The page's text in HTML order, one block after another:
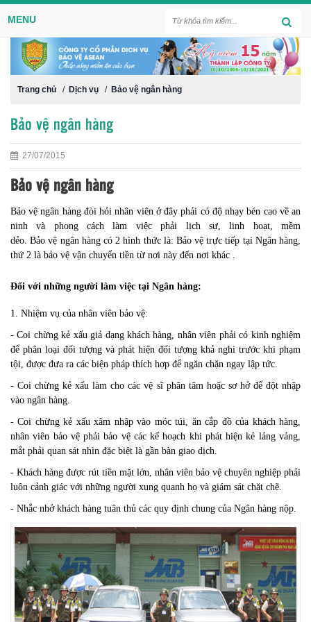
MENU
Trang chủ / Dịch vụ / Bảo vệ ngân hàng
Bảo vệ ngân hàng
27/07/2015
Bảo vệ ngân hàng
Bảo vệ ngân hàng đòi hỏi nhân viên ở đây phải có độ nhạy bén cao về an
ninh và phong cách làm việc phải lịch sự, linh hoạt, mềm
dẻo. Bảo vệ ngân hàng có 2 hình thức là: Bảo vệ trực tiếp tại Ngân hàng,
thứ 2 là bảo vệ vận chuyển tiền từ nơi này đến nơi khác .
Đối với những người làm việc tại Ngân hàng:
1. Nhiệm vụ của nhân viên bảo vệ:
- Coi chừng kẻ xấu giả dạng khách hàng, nhân viên phải có kinh nghiệm
để phân loại đối tượng và phát hiện đối tượng khả nghi trước khi phạm
tội, được đưa ra các biện pháp thích hợp để ngăn chặn ngay lập tức.
- Coi chừng kẻ xấu làm cho các vệ sĩ phân tâm hoặcsơ hở để đột nhập
vào ngân hàng.
- Coi chừng kẻ xấu xâm nhập vào móc túi, ăn cắp đồ của khách hàng,
nhân viên bảo vệ phải bảo vệ các kế hoạch khi phát hiện kẻ lảng vảng,
mắt phải quan sát nhìn đặc biệt là gần bàn giao dịch.
- Khách hàng được rút tiền mặt lớn, nhân viên bảo vệ chuyên nghiệp phải
luôn cảnh giác với những người xung quanh họ và giám sát chặt chẽ.
- Nhắc nhở khách hàng tuân thủ các quy định chung của Ngân hàng nộp.